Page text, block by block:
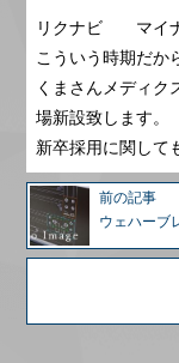
リクナビ マイナ
こういう時期だか
くまさんメディ
場新設致します。
新卒採用に関して
前の記事
ウェハーブ